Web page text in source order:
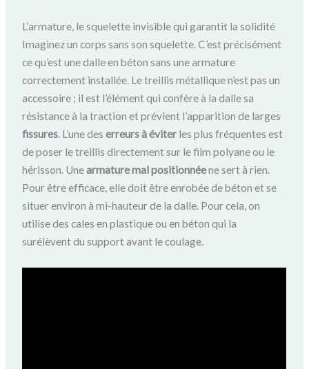
L’armature, le squelette invisible qui garantit la solidité
Imaginez un corps sans son squelette. C’est précisément
ce qu’est une dalle en béton sans une armature
correctement installée. Le treillis métallique n’est pas un
accessoire ; il est l’élément qui confère à la dalle sa
résistance à la traction et prévient l’apparition de larges
fissures. L’une deserreurs à éviter les plus fréquentes est
de poser le treillis directement sur le film polyane ou le
hérisson. Unearmature mal positionnéene sert à rien.
Pour être efficace, elle doit être enrobée de béton et se
situer environ à mi-hauteur de la dalle. Pour cela, on
utilise des cales en plastique ou en béton qui la
surélèvent du support avant le coulage.